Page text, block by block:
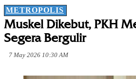
METROPOLIS
Muskel Dikebut, PKH
Segera Bergulir
7 May 2026 10:30 AM